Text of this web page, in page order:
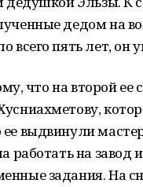
дедом на
всего пять лет, он
что на второй ее
выдвинули
работать на завод
задания. На